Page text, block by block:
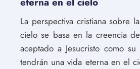
La perspectiva cristiana sobre
cielo se basa en la creencia
aceptado a Jesucristo como su
tendrán una vida eterna en el